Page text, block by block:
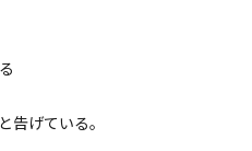
告げている。